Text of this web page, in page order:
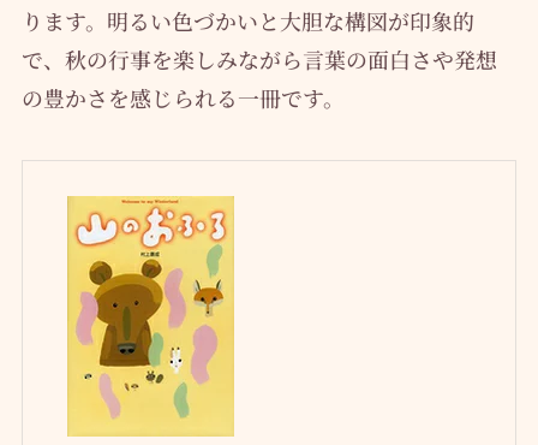
ります。明るい色づかいと大胆な構図が印象的
で、秋の行事を楽しみながら言葉の面白さや発想
の豊かさを感じられる一冊です。